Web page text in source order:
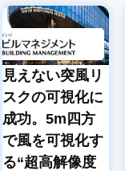
見えない突風リ
スクの可視化に
成功。5m四方
で風を可視化す
る“超高解像度